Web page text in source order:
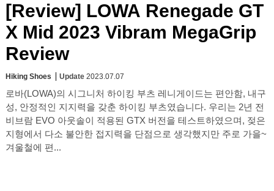
[Review] LOWA Renegade GT
X Mid 2023 Vibram MegaGrip
Review
Hiking Shoes Update 2023.07.07
로바(LOWA)의 시그니처 하이킹 부츠 레니게이드는 편안함, 내구
성, 안정적인 지지력을 갖춘 하이킹 부츠였습니다. 우리는 2년 전
비브람 EVO 아웃솔이 적용된 GTX 버전을 테스트하였으며, 젖은
지형에서 다소 불안한 접지력을 단점으로 생각했지만 주로 가을~
겨울철에 편...